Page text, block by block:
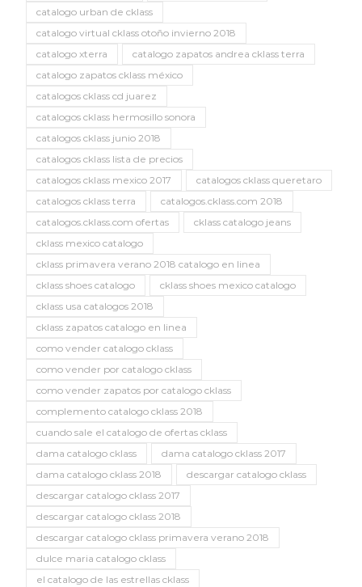
catalogo urban de cklass
catalogo virtual cklass otoño invierno 2018
catalogo xterra
catalogo zapatos andrea cklass terra
catalogo zapatos cklass méxico
catalogos cklass cd juarez
catalogos cklass hermosillo sonora
catalogos cklass junio 2018
catalogos cklass lista de precios
catalogos cklass mexico 2017
catalogos cklass queretaro
catalogos cklass terra
catalogos.cklass.com 2018
catalogos.cklass.com ofertas
cklass catalogo jeans
cklass mexico catalogo
cklass primavera verano 2018 catalogo en linea
cklass shoes catalogo
cklass shoes mexico catalogo
cklass usa catalogos 2018
cklass zapatos catalogo en linea
como vender catalogo cklass
como vender por catalogo cklass
como vender zapatos por catalogo cklass
complemento catalogo cklass 2018
cuando sale el catalogo de ofertas cklass
dama catalogo cklass
dama catalogo cklass 2017
dama catalogo cklass 2018
descargar catalogo cklass
descargar catalogo cklass 2017
descargar catalogo cklass 2018
descargar catalogo cklass primavera verano 2018
dulce maria catalogo cklass
el catalogo de las estrellas cklass